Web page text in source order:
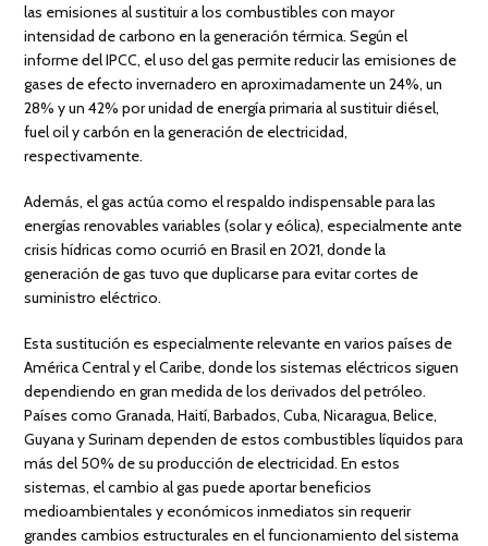
las emisiones al sustituir a los combustibles con mayor
intensidad de carbono en la generación térmica. Según el
informe del IPCC, el uso del gas permite reducir las emisiones de
gases de efecto invernadero en aproximadamente un 24%, un
28% y un 42% por unidad de energía primaria al sustituir diésel,
fuel oil y carbón en la generación de electricidad,
respectivamente.
Además, el gas actúa como el respaldo indispensable para las
energías renovables variables (solar y eólica), especialmente ante
crisis hídricas como ocurrió en Brasil en 2021, donde la
generación de gas tuvo que duplicarse para evitar cortes de
suministro eléctrico.
Esta sustitución es especialmente relevante en varios países de
América Central y el Caribe, donde los sistemas eléctricos siguen
dependiendo en gran medida de los derivados del petróleo.
Países como Granada, Haití, Barbados, Cuba, Nicaragua, Belice,
Guyana y Surinam dependen de estos combustibles líquidos para
más del 50% de su producción de electricidad. En estos
sistemas, el cambio al gas puede aportar beneficios
medioambientales y económicos inmediatos sin requerir
grandes cambios estructurales en el funcionamiento del sistema